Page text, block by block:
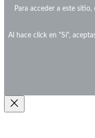
Para acceder a este
Al hace click en "Sí",